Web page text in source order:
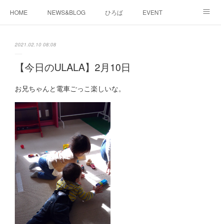
HOME NEWS&BLOG ひろば EVENT
2021.02.10 08:08
【今日のULALA】2月10日
お兄ちゃんと電車ごっこ楽しいな。